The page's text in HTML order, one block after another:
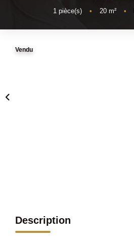
1 pièce(s) • 20m² •
Vendu
Description